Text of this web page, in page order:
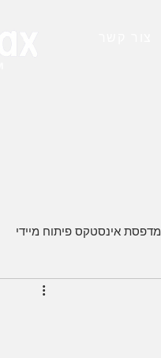
מדפסת אינסטקס פיתוח מיידי
INSTAX MINI LIPLAY